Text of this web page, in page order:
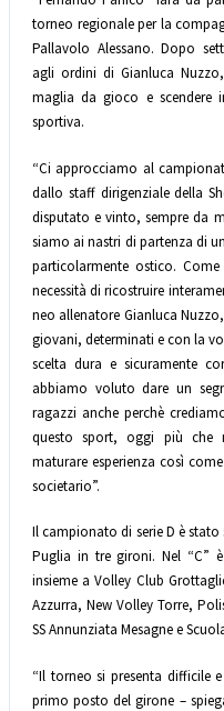
torneo regionale per la
Pallavolo Alessano. Dopo
agli ordini di Gianluca
maglia da gioco e scendere
sportiva.
“Ci approcciamo al
dallo staff dirigenziale della
disputato e vinto, sempre da
siamo ai nastri di partenza di
particolarmente ostico.
necessità di ricostruire
neo allenatore Gianluca
giovani, determinati e con la
scelta dura e sicuramente
abbiamo voluto dare un
ragazzi anche perchè
questo sport, oggi più che
maturare esperienza così
societario”.
Il campionato di serie D è
Puglia in tre gironi. Nel “C”
insieme a Volley Club
Azzurra, New Volley Torre,
SS Annunziata Mesagne e
“Il torneo si presenta difficile
primo posto del girone –